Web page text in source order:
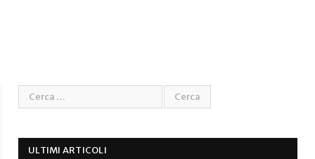
ULTIMI ARTICOLI